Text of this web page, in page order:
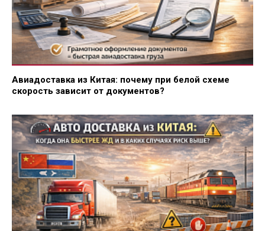
Авиадоставка из Китая: почему при белой схеме
скорость зависит от документов?